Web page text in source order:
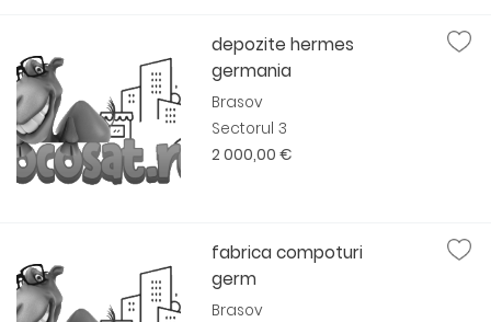
depozite hermes
germania
Brasov
Sectorul 3
2 000,00 €
fabrica compoturi
germ
Brasov